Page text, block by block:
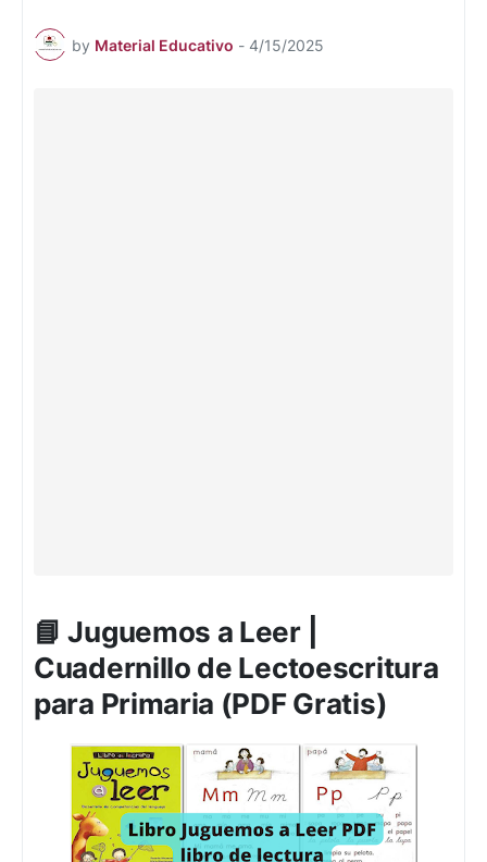
by Material Educativo - 4/15/2025
📘 Juguemos a Leer |
Cuadernillo de Lectoescritura
para Primaria (PDF Gratis)